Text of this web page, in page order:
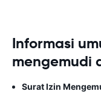
Informasi
mengemudi
Surat Izin